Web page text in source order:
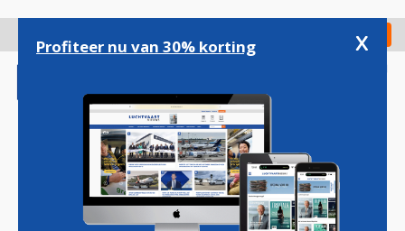
gaan
Check in
Magazine Podcasts Vacatures
Profiteer nu van 30% korting x